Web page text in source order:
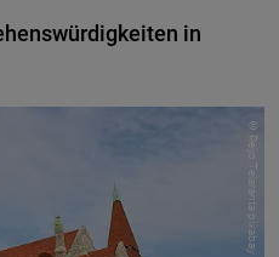
in
© Reijo Telaranta pixabay